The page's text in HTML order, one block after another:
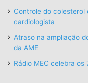
Controle do
cardiologista
Atraso na ampliação
da AME
Rádio MEC celebra